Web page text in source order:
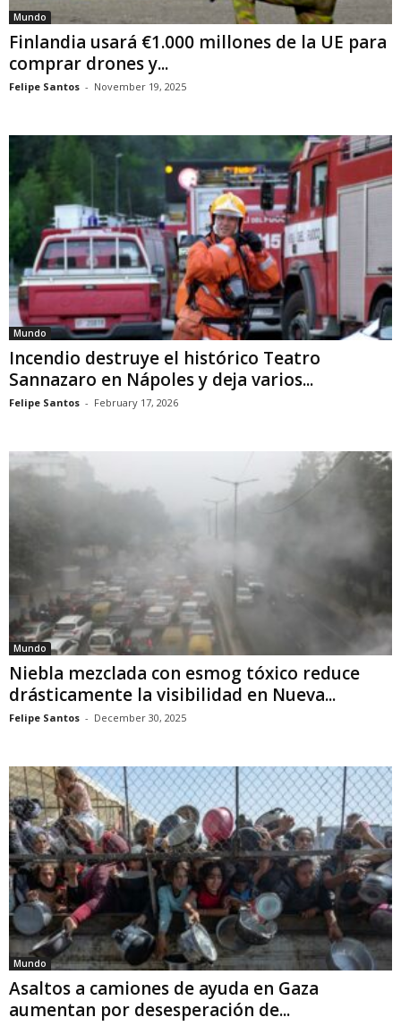
Mundo
Finlandia usará €1.000 millones de la UE para
comprar drones y...
Felipe Santos - November 19, 2025
Mundo
Incendio destruye el histórico Teatro
Sannazaro en Nápoles y deja varios...
Felipe Santos - February 17, 2026
Mundo
Niebla mezclada con esmog tóxico reduce
drásticamente la visibilidad en Nueva...
Felipe Santos - December 30, 2025
Mundo
Asaltos a camiones de ayuda en Gaza
aumentan por desesperación de...